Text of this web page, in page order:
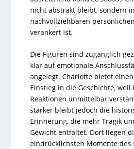
nicht abstrakt bleibt, sondern
nachvollziehbaren
verankert ist.
Die Figuren sind zugänglich
klar auf emotionale
angelegt. Charlotte bietet
Einstieg in die Geschichte, weil
Reaktionen unmittelbar
stärker bleibt jedoch die
Erinnerung, die mehr Tragik
Gewicht entfaltet. Dort liegen
eindrücklichsten Momente des